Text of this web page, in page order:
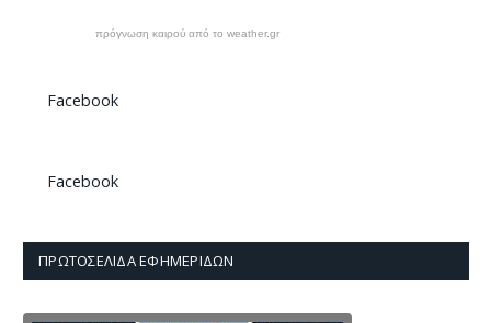
πρόγνωση καιρού από το weather.gr
Facebook
Facebook
ΠΡΩΤΟΣΈΛΙΔΑ ΕΦΗΜΕΡΊΔΩΝ